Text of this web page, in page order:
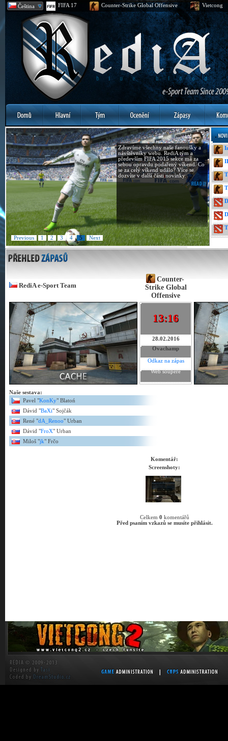
Čeština FIFA 17 Counter-Strike Global Offensive Vietcong
Zdravíme všechny naše fanoušky a
návštěvníky webu. RediA tým a
především FIFA 2015 sekce má za
sebou opravdu podařený víkend. Co
se za celý víkend událo? Více se
dozvíte v další části novinky.
Previous 1 2 3 4 5 Next
RediA e-Sport Team
Counter-
Strike Global
Offensive
13:16
28.02.2016
Ovachamp
Odkaz na zápas
Web soupeře
Naše sestava:
Pavel "KonKy" Blatoń
Dávid "BaXi" Sojčák
René "dA_Renoo" Urban
Dávid "FroX" Urban
Miloš "jk" Frčo
Komentář:
Screenshoty:
Celkem 0 komentářů
Před psaním vzkazů se musíte přihlásit.